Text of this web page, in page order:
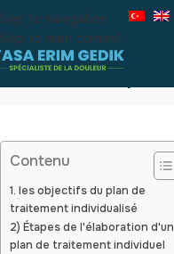
Skip to navigation
Skip to main content
Contenu
1. les objectifs du plan de
traitement individualisé
2) Étapes de l'élaboration d'un
plan de traitement individuel